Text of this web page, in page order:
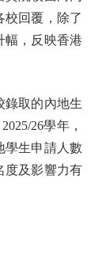
校回覆，除了
幅，反映香港
取的內地生
26學年，
學生申請人數
度及影響力有